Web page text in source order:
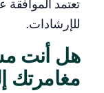
تعتمد الموافقة
للإرشادات.
هل أنت
مغامرتك